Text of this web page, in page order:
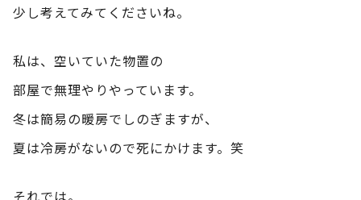
少し考えてみてくださいね。
私は、空いていた物置の
部屋で無理やりやっています。
冬は簡易の暖房でしのぎますが、
夏は冷房がないので死にかけます。笑
それでは。